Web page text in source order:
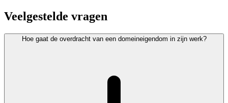
Veelgestelde vragen
Hoe gaat de overdracht van een domeineigendom in zijn werk?